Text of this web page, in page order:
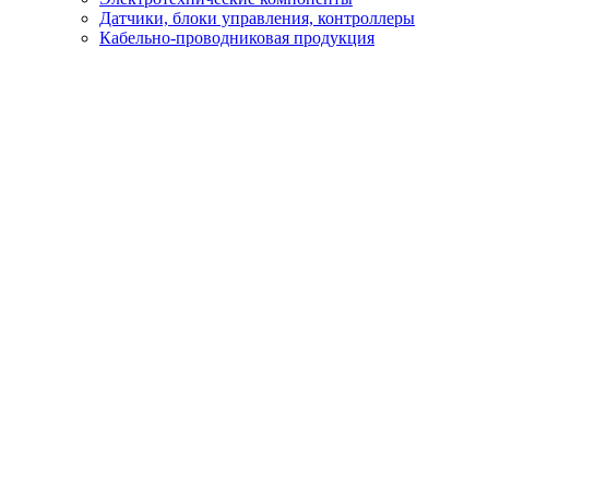
Датчики, блоки управления, контроллеры
Кабельно-проводниковая продукция